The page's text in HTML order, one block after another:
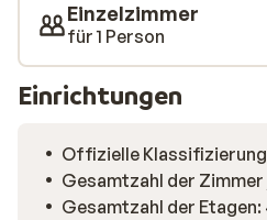
Einzelzimmer
für 1 Person
Einrichtungen
Offizielle
Gesamtzahl der
Gesamtzahl der Etagen: